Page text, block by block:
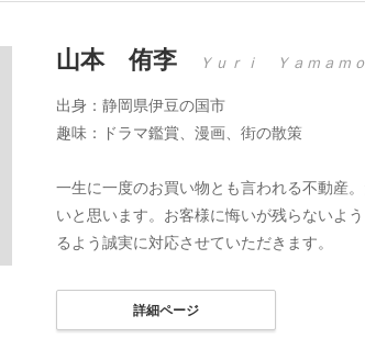
山本 侑李 Ｙｕｒｉ Ｙａｍａｍ
出身：静岡県伊豆の国市
趣味：ドラマ鑑賞、漫画、街の散策
一生に一度のお買い物とも言われる不動産
いと思います。お客様に悔いが残らないよ
るよう誠実に対応させていただきます。
詳細ページ